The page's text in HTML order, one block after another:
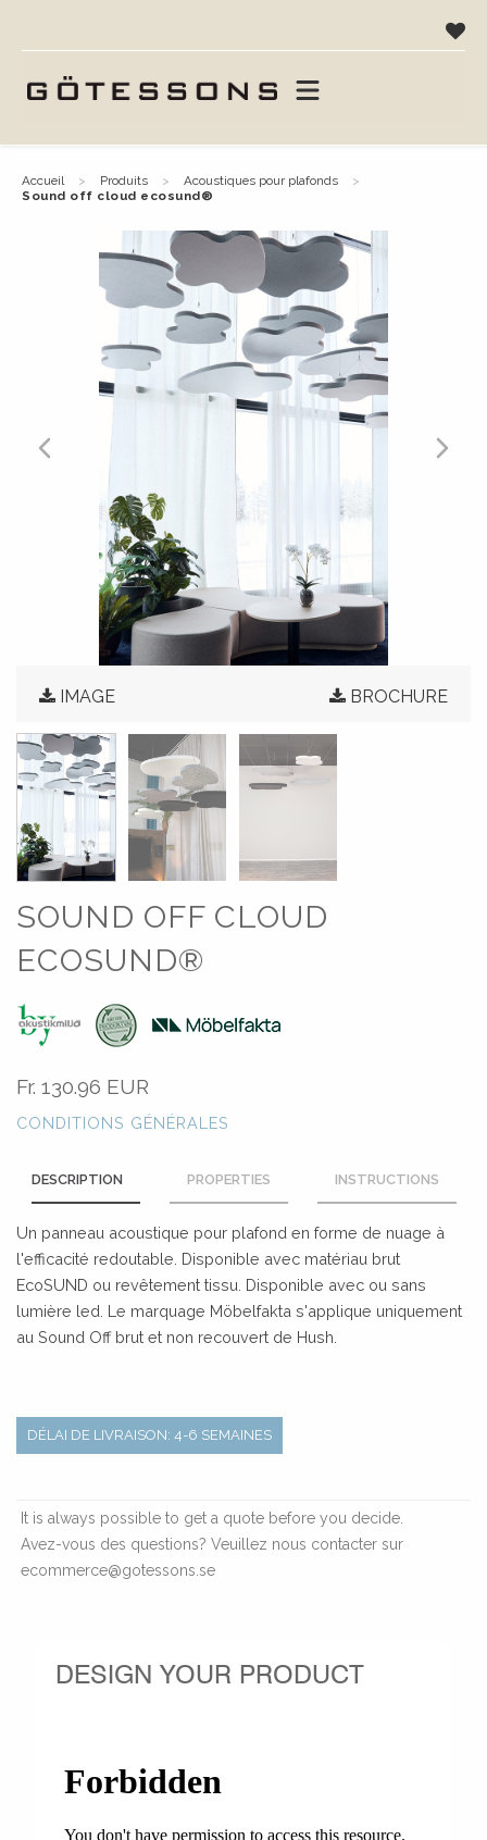
accueil produits
acoustiques pour plafonds
sound off cloud ecosund®
IMAGE BROCHURE
SOUND OFF CLOUD
ECOSUND®
Fr. 130.96 EUR
CONDITIONS GÉNÉRALES
DESCRIPTION PROPERTIES INSTRUCTIONS
Un panneau acoustique pour plafond en forme de nuage à
l'efficacité redoutable. Disponible avec matériau brut
EcoSUND ou revêtement tissu. Disponible avec ou sans
lumière led. Le marquage Möbelfakta s'applique uniquement
au Sound Off brut et non recouvert de Hush.
DÉLAI DE LIVRAISON: 4-6 SEMAINES
It is always possible to get a quote before you decide.
Avez-vous des questions? Veuillez nous contacter sur
ecommerce@gotessons.se
DESIGN YOUR PRODUCT